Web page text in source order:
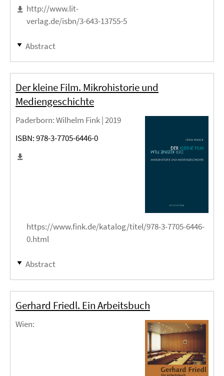
http://www.lit-
verlag.de/isbn/3-643-13755-5
Abstract
Der kleine Film. Mikrohistorie und
Mediengeschichte
Paderborn: Wilhelm Fink |2019
ISBN: 978-3-7705-6446-0
https://www.fink.de/katalog/titel/978-3-7705-6446-
0.html
Abstract
Gerhard Friedl. Ein Arbeitsbuch
Wien: